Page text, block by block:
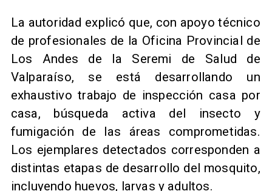
La autoridad explicó que, con apoyo técnico
de profesionales de la Oficina Provincial de
Los Andes de la Seremi de Salud de
Valparaíso, se está desarrollando un
exhaustivo trabajo de inspección casa por
casa, búsqueda activa del insecto y
fumigación de las áreas comprometidas.
Los ejemplares detectados corresponden a
distintas etapas de desarrollo del mosquito,
incluyendo huevos, larvas y adultos.